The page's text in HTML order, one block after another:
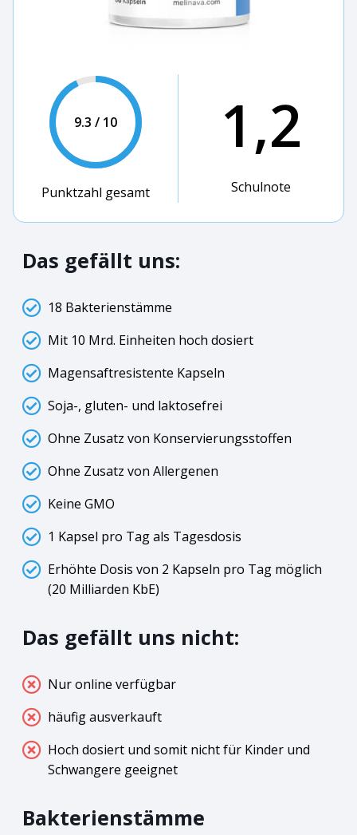
9.3 / 10
Punktzahl gesamt
1,2
Schulnote
Das gefällt uns:
18 Bakterienstämme
Mit 10 Mrd. Einheiten hoch dosiert
Magensaftresistente Kapseln
Soja-, gluten- und laktosefrei
Ohne Zusatz von Konservierungsstoffen
Ohne Zusatz von Allergenen
Keine GMO
1 Kapsel pro Tag als Tagesdosis
Erhöhte Dosis von 2 Kapseln pro Tag möglich
(20 Milliarden KbE)
Das gefällt uns nicht:
Nur online verfügbar
häufig ausverkauft
Hoch dosiert und somit nicht für Kinder und
Schwangere geeignet
Bakterienstämme